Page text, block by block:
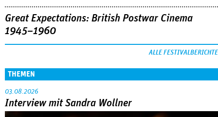
Great Expectations: British Postwar Cinema
1945–1960
ALLE FESTIVALBERICHTE
THEMEN
03.08.2026
Interview mit Sandra Wollner